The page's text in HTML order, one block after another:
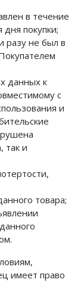
в течение
покупки;
разу не был в
данных к
с
и
так и
товара;
имеет право